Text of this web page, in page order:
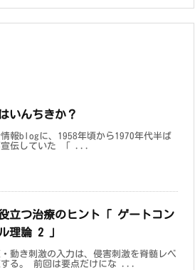
いんちきか？
報blogに、1958年頃から1970年代半ば
宣伝していた 「 ...
立つ治療のヒント「 ゲートコン
理論 2 」
動き刺激の入力は、侵害刺激を脊髄レベ
する。 前回は要点だけにな ...